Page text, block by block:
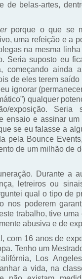
de belas-artes,
porque o que se
uma refeição e a
na mesma
Seria suposto eu
começando ainda
de eles terem saído
ignorar
qualquer
exposição. Seria
ensaio e assinar um
se eu falasse a
pela Bounce
de um milhão de
Durante a
letreiros ou
qual o tipo de
nos poderem
trabalho, tive uma
abusiva e de
com 16 anos de
Tenho um
Los
a vida, na